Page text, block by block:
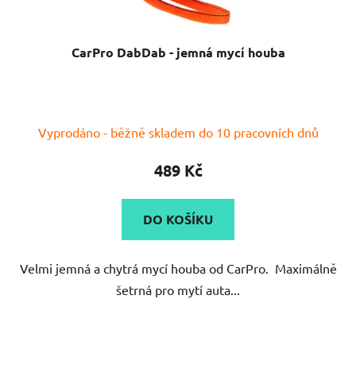
CarPro DabDab - jemná mycí houba
Vyprodáno - běžně skladem do 10 pracovních dnů
489 Kč
DO KOŠÍKU
Velmi jemná a chytrá mycí houba od CarPro. Maximálně
šetrná pro mytí auta...